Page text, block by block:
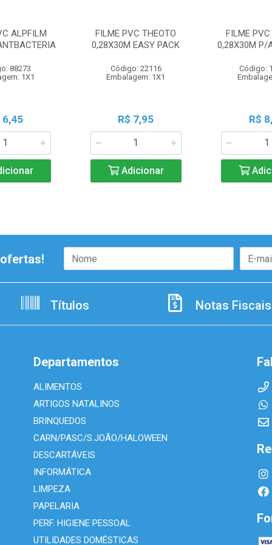
ALPFILM
88273
1X1
6,45
FILME PVC THEOTO
0,28X30M EASY PACK
Código: 22116
Embalagem: 1X1
R$ 7,95
Adicionar
FILME
0,28X30M P/
Código:
R$
Títulos Notas Fiscais
Departamentos
ALIMENTOS
ARTIGOS NATALINOS
BRINQUEDOS
CARN/PASC/S.JOÃO/HALOWEEN
DESCARTÁVEIS
INFORMÁTICA
LIMPEZA
PAPELARIA
PERF. HIGIENE PESSOAL
UTILIDADES DOMÉSTICAS